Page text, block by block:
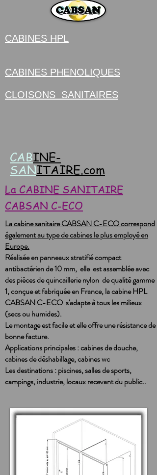
CABINES HPL
CABINES PHENOLIQUES
CLOISONS SANITAIRES
CABINE-
SANITAIRE.com
La CABINE SANITAIRE
CABSAN C-ECO
La cabine sanitaire CABSAN C-ECO correspond
également au type de cabines le plus employé en
Europe.
Réalisée en panneaux stratifié compact
antibactérien de 10 mm, elle est assemblée avec
des pièces de quincaillerie nylon de qualité gamme
1, conçue et fabriquée en France, la cabine HPL
CABSAN C-ECO s'adapte à tous les milieux
(secs ou humides).
Le montage est facile et elle offre une résistance de
bonne facture.
Applications principales : cabines de douche,
cabines de déshabillage, cabines wc
Les destinations : piscines, salles de sports,
campings, industrie, locaux recevant du public..